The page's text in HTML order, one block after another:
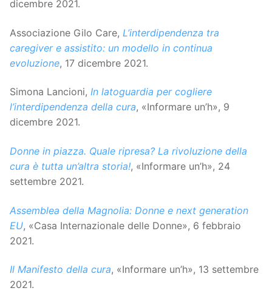
dicembre 2021.
Associazione Gilo Care, L’interdipendenza tra
caregiver e assistito: un modello in continua
evoluzione, 17 dicembre 2021.
Simona Lancioni, In latoguardia per cogliere
l’interdipendenza della cura, «Informare un’h», 9
dicembre 2021.
Donne in piazza. Quale ripresa? La rivoluzione della
cura è tutta un’altra storia!, «Informare un’h», 24
settembre 2021.
Assemblea della Magnolia: Donne e next generation
EU, «Casa Internazionale delle Donne», 6 febbraio
2021.
Il Manifesto della cura, «Informare un’h», 13 settembre
2021.